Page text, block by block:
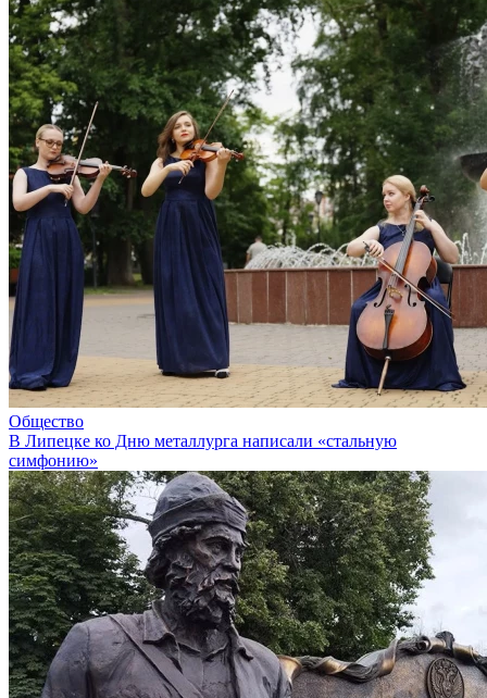
Общество
В Липецке ко Дню металлурга написали «стальную
симфонию»